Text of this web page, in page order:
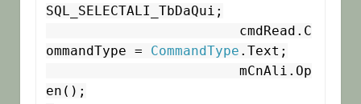
SQL_SELECTALI_TbDaQui;
ommandType = CommandType .Text;
en();